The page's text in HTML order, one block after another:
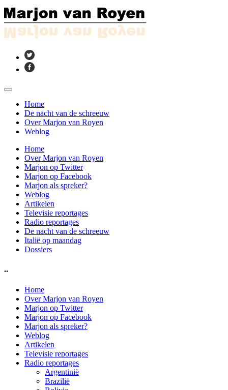
Home
De nacht van de schreeuw
Over Marjon van Royen
Weblog
Home
Over Marjon van Royen
Marjon op Twitter
Marjon op Facebook
Marjon als spreker?
Weblog
Artikelen
Televisie reportages
Radio reportages
De nacht van de schreeuw
Italië op maandag
Dossiers
..
Home
Over Marjon van Royen
Marjon op Twitter
Marjon op Facebook
Marjon als spreker?
Weblog
Artikelen
Televisie reportages
Radio reportages
Argentinië
Brazilië